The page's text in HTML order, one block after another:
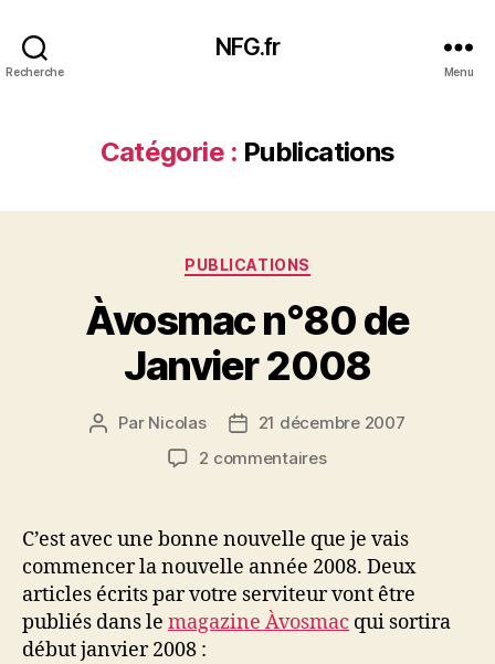
Recherche
NFG.fr
Menu
Catégorie : Publications
Catégories
PUBLICATIONS
Àvosmac n°80 de
Janvier 2008
Auteur
Par Nicolas
Date21 décembre 2007
2 commentairessur
Janvier
2008
C’est avec une bonne nouvelle que je vais
commencer la nouvelle année 2008. Deux
articles écrits par votre serviteur vont être
publiés dans le magazine Àvosmac qui sortira
début janvier 2008 :